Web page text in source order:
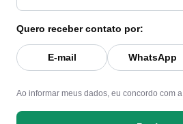
Quero receber contato por:
E-mail WhatsApp
Ao informar meus dados, eu concordo com a